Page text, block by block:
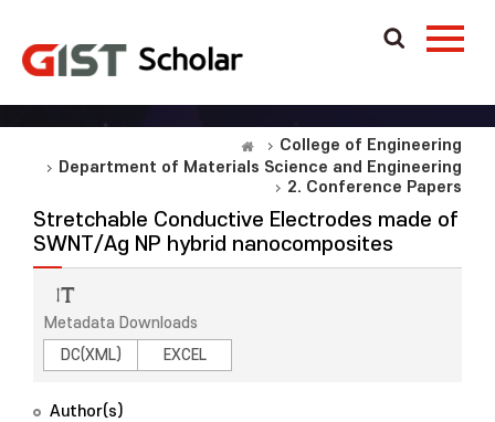
College of Engineering
Department of Materials Science and Engineering
2. Conference Papers
Stretchable Conductive Electrodes made of
SWNT/Ag NP hybrid nanocomposites
Metadata Downloads
DC(XML)
EXCEL
Author(s)